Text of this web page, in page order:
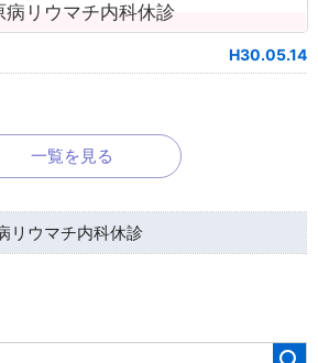
リウマチ内科休診
H30.05.14
一覧を見る
ウマチ内科休診